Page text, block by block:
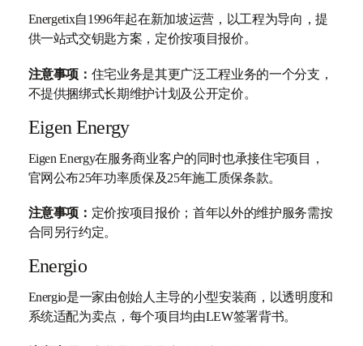
Energetix自1996年起在新加坡运营，以工程为导向，提
供一站式交钥匙方案，定价按项目报价。
注意事项： 住宅业务是其更广泛工程业务的一个分支，
不提供捆绑式长期维护计划及公开定价。
Eigen Energy
Eigen Energy在服务商业客户的同时也承接住宅项目，
官网公布25年功率质保及25年施工质保条款。
注意事项： 定价按项目报价；首年以外的维护服务需按
合同另行约定。
Energio
Energio是一家由创始人主导的小型安装商，以透明度和
系统适配为卖点，每个项目均由LEW签署背书。